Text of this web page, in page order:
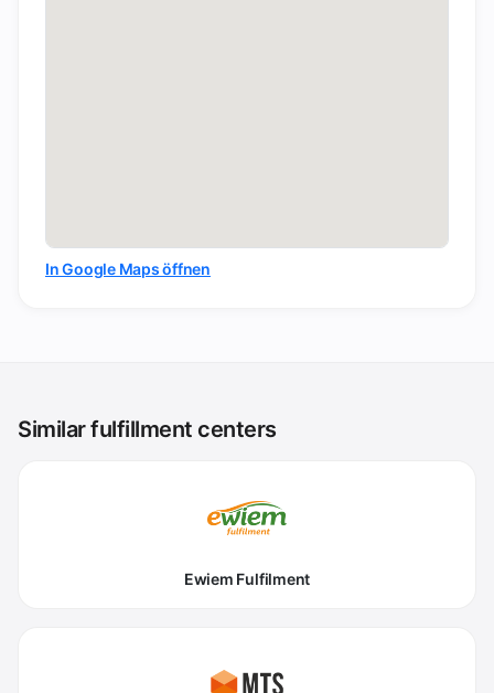
In Google Maps öffnen
Similar fulfillment centers
Ewiem Fulfilment